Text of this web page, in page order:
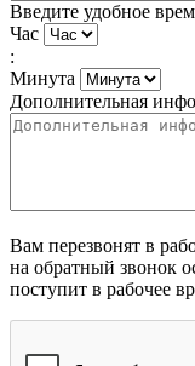
Введите удобное
Час
:
Минута
Дополнительная
Вам перезвонят в
на обратный звонок
поступит в рабочее